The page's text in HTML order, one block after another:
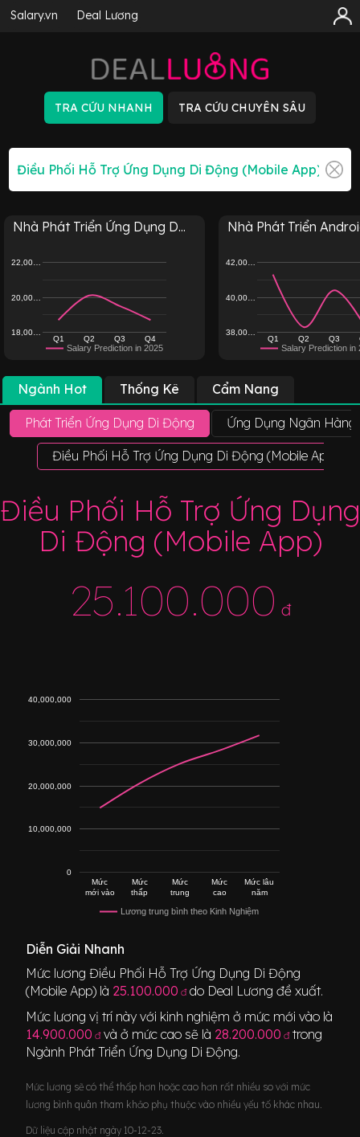
Salary.vn Deal Lương
Nhà Phát Triển Ứng Dụng D...
Salary Prediction in 2025
Q1 Q2 Q3 Q4
18,00…
20,00…
22,00…
Nhà Phát Triển
Salary Prediction in
Q1 Q2 Q3
38,00…
40,00…
42,00…
Ngành Hot Thống Kê Cẩm Nang
Phát Triển Ứng Dụng Di Động Ứng Dụng Ngân
Điều Phối Hỗ Trợ Ứng Dụng Di Động (Mobile App)
Điều Phối Hỗ Trợ Ứng Dụng
Di Động (Mobile App)
25.100.000 đ
Lương trung bình theo Kinh Nghiệm
Mức
mới vào
Mức
thấp
Mức
trung
Mức
cao
Mức lâu
năm
0
10,000,000
20,000,000
30,000,000
40,000,000
Diễn Giải Nhanh
Mức lươngĐiều Phối Hỗ Trợ Ứng Dụng Di Động
(Mobile App) là 25.100.000 đdo Deal Lương đề xuất.
Mức lương vị trí này với kinh nghiệm ở mức mới vào là
14.900.000 đ và ở mức cao sẽ là 28.200.000 đ trong
Ngành Phát Triển Ứng Dụng Di Động.
Mức lương sẽ có thể thấp hơn hoặc cao hơn rất nhiều so với mức
lương bình quân tham khảo phụ thuộc vào nhiều yếu tố khác nhau.
Dữ liệu cập nhật ngày 10-12-23.